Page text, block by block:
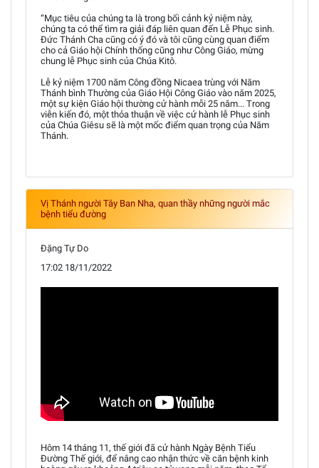
“Mục tiêu của chúng ta là trong bối cảnh kỷ niệm này,
chúng ta có thể tìm ra giải đáp liên quan đến Lễ Phục sinh.
Đức Thánh Cha cũng có ý đó và tôi cũng cùng quan điểm
cho cả Giáo hội Chính thống cũng như Công Giáo, mừng
chung lễ Phục sinh của Chúa Kitô.
Lễ kỷ niệm 1700 năm Công đồng Nicaea trùng với Năm
Thánh bình Thường của Giáo Hội Công Giáo vào năm 2025,
một sự kiện Giáo hội thường cử hành mỗi 25 năm... Trong
viễn kiến đó, một thỏa thuận về việc cử hành lễ Phục sinh
của Chúa Giêsu sẽ là một mốc điểm quan trọng của Năm
Thánh.
Vị Thánh người Tây Ban Nha, quan thầy những người mắc
bệnh tiểu đường
Đặng Tự Do
17:02 18/11/2022
Hôm 14 tháng 11, thế giới đã cử hành Ngày Bệnh Tiểu
Đường Thế giới, để nâng cao nhận thức về căn bệnh kinh